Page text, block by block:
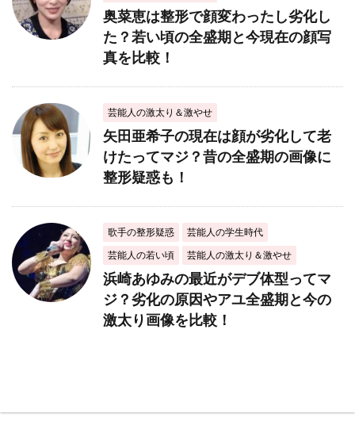
奥菜恵は整形で顔変わったし劣化し
た？若い頃の全盛期と今現在の顔写
真を比較！
芸能人の激太り＆激やせ
矢田亜希子の現在は顔が劣化して老
けたってマジ？昔の全盛期の画像に
整形疑惑も！
歌手の整形疑惑
芸能人の学生時代
芸能人の若い頃
芸能人の激太り＆激やせ
浜崎あゆみの最近がデブ体型ってマ
ジ？劣化の原因やアユ全盛期と今の
激太り画像を比較！